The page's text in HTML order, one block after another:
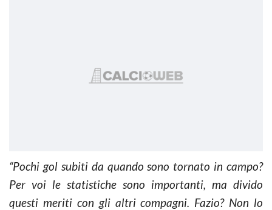
“Pochi gol subiti da quando sono tornato in campo?
Per voi le statistiche sono importanti, ma divido
questi meriti con gli altri compagni. Fazio? Non lo